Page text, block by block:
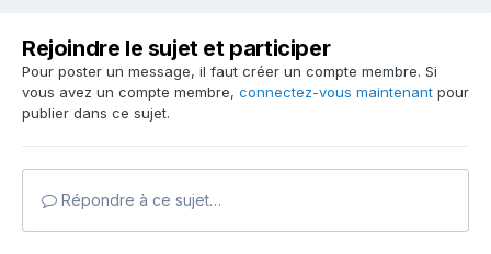
Rejoindre le sujet et participer
Pour poster un message, il faut créer un compte membre. Si
vous avez un compte membre, connectez-vous maintenant pour
publier dans ce sujet.
Répondre à ce sujet…